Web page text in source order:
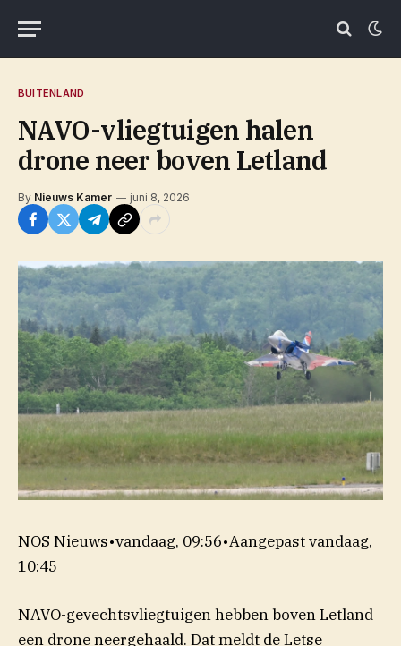
BUITENLAND
NAVO-vliegtuigen halen
drone neer boven Letland
By Nieuws Kamer juni 8, 2026
NOS Nieuws•vandaag, 09:56•Aangepastvandaag,
10:45
NAVO-gevechtsvliegtuigen hebben boven Letland
een drone neergehaald. Dat meldt de Letse